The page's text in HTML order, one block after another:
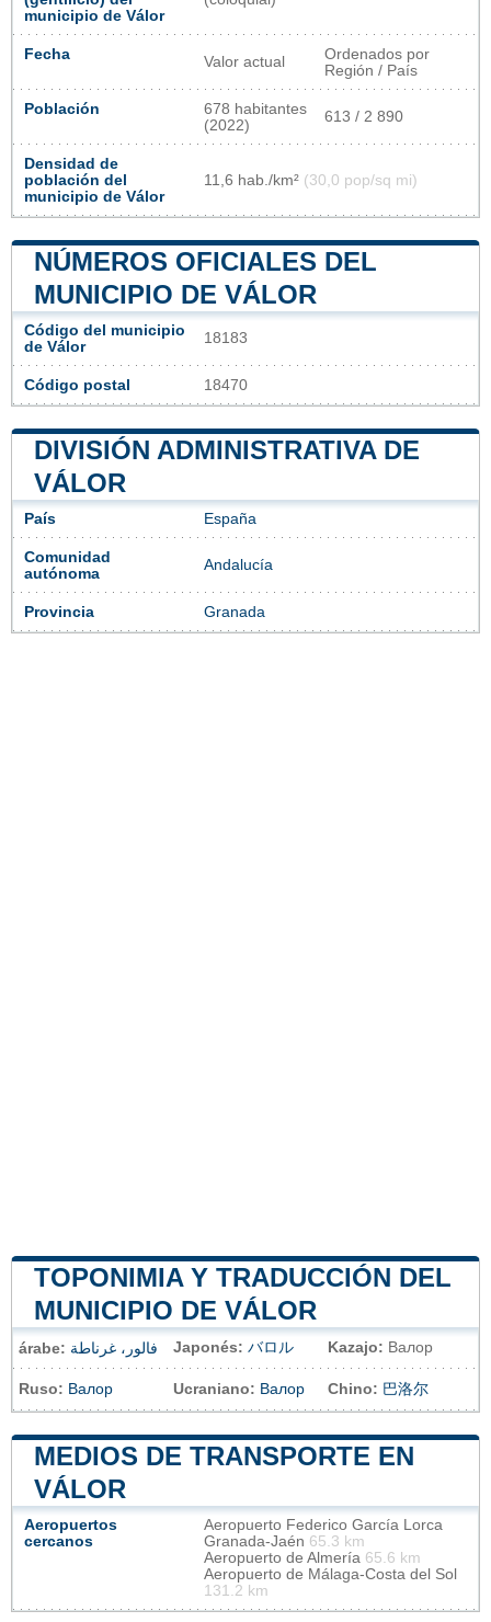
municipio de Válor
Fecha Valor actual
Ordenados por
Región / País
Población
678 habitantes
(2022)
613 / 2 890
Densidad de
población del
municipio de Válor
11,6 hab./km² (30,0 pop/sq mi)
NÚMEROS OFICIALES DEL
MUNICIPIO DE VÁLOR
Código del municipio
de Válor
18183
Código postal 18470
DIVISIÓN ADMINISTRATIVA DE
VÁLOR
País España
Comunidad
autónoma
Andalucía
Provincia Granada
TOPONIMIA Y TRADUCCIÓN DEL
MUNICIPIO DE VÁLOR
árabe: فالور، غرناطة Japonés: バロル Kazajo: Валор
Ruso: Валор Ucraniano: Валор Chino: 巴洛尔
MEDIOS DE TRANSPORTE EN
VÁLOR
Aeropuertos
cercanos
Aeropuerto Federico García Lorca
Granada-Jaén 65.3 km
Aeropuerto de Almería 65.6 km
Aeropuerto de Málaga-Costa del Sol
131.2 km